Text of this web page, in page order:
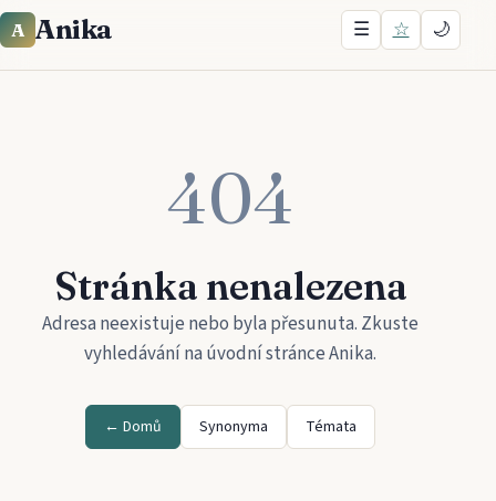
A Anika ☰ ☆ 🌙
404
Stránka nenalezena
Adresa neexistuje nebo byla přesunuta. Zkuste
vyhledávání na úvodní stránceAnika.
← Domů Synonyma Témata